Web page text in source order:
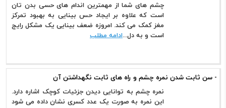
چشم های شما از مهمترین اندام های حسی بدن تان
است که علاوه بر ایجاد حس بینایی به بهبود تمرکز
مغز کمک می کند. امروزه ضعف بینایی یک مشکل رایج
است و به دل...ادامه مطلب
- سن ثابت شدن نمره چشم و راه های ثابت نگهداشتن آن
نمره چشم به توانایی دیدن جزئیات کوچک اشاره دارد.
این نمره به صورت یک عدد کسری نشان داده می شود